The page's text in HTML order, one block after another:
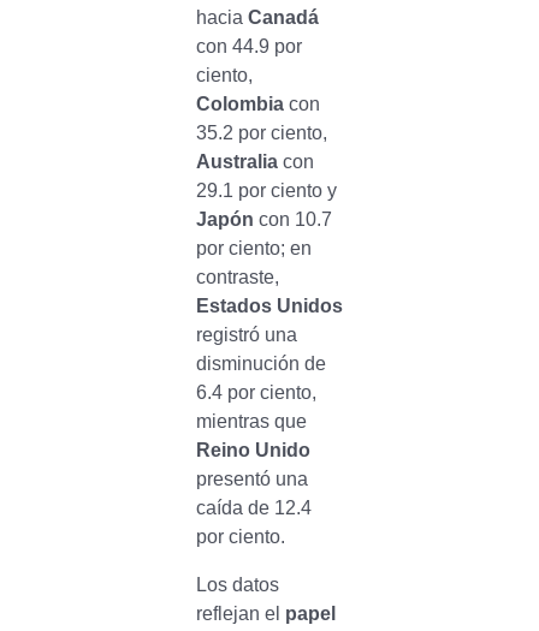
hacia Canadá
con 44.9 por
ciento,
Colombiacon
35.2 por ciento,
Australia con
29.1 por ciento y
Japón con 10.7
por ciento; en
contraste,
Estados Unidos
registró una
disminución de
6.4 por ciento,
mientras que
Reino Unido
presentó una
caída de 12.4
por ciento.
Los datos
reflejan el papel